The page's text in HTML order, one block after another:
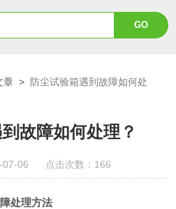
章 > 防尘试验箱遇到故障如何处
故障如何处理？
07-06 点击次数：166
处理方法